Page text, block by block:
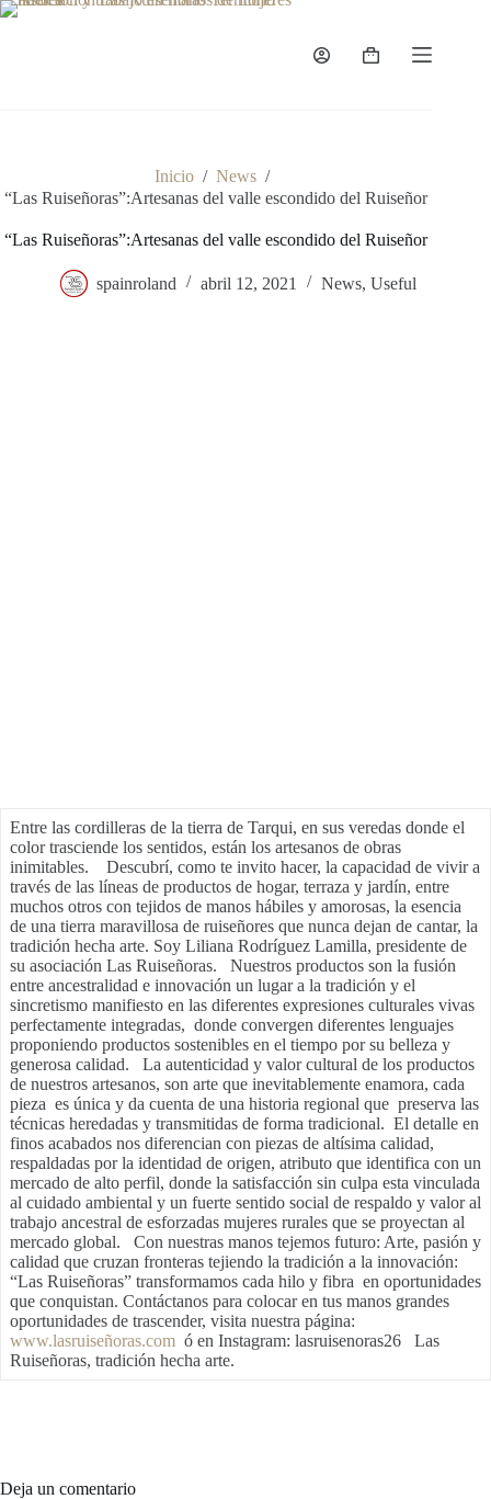
Saltar
Carro
Inicio / News /
“Las Ruiseñoras”:Artesanas del valle escondido del Ruiseñor
“Las Ruiseñoras”:Artesanas del valle escondido del Ruiseñor
spainroland abril 12, 2021 News, Useful
Entre las cordilleras de la tierra de Tarqui, en sus veredas donde el
color trasciende los sentidos, están los artesanos de obras
inimitables. Descubrí, como te invito hacer, la capacidad de vivir a
través de las líneas de productos de hogar, terraza y jardín, entre
muchos otros con tejidos de manos hábiles y amorosas, la esencia
de una tierra maravillosa de ruiseñores que nunca dejan de cantar, la
tradición hecha arte. Soy Liliana Rodríguez Lamilla, presidente de
su asociación Las Ruiseñoras. Nuestros productos son la fusión
entre ancestralidad e innovación un lugar a la tradición y el
sincretismo manifiesto en las diferentes expresiones culturales vivas
perfectamente integradas, donde convergen diferentes lenguajes
proponiendo productos sostenibles en el tiempo por su belleza y
generosa calidad. La autenticidad y valor cultural de los productos
de nuestros artesanos, son arte que inevitablemente enamora, cada
pieza es única y da cuenta de una historia regional que preserva las
técnicas heredadas y transmitidas de forma tradicional. El detalle en
finos acabados nos diferencian con piezas de altísima calidad,
respaldadas por la identidad de origen, atributo que identifica con un
mercado de alto perfil, donde la satisfacción sin culpa esta vinculada
al cuidado ambiental y un fuerte sentido social de respaldo y valor al
trabajo ancestral de esforzadas mujeres rurales que se proyectan al
mercado global. Con nuestras manos tejemos futuro: Arte, pasión y
calidad que cruzan fronteras tejiendo la tradición a la innovación:
“Las Ruiseñoras” transformamos cada hilo y fibra en oportunidades
que conquistan. Contáctanos para colocar en tus manos grandes
oportunidades de trascender, visita nuestra página:
www.lasruiseñoras.com ó en Instagram: lasruisenoras26 Las
Ruiseñoras, tradición hecha arte.
Deja un comentario